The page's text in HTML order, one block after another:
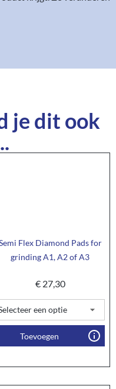
je dit ook
Flex Diamond Pads for
grinding A1, A2 of A3
€27,30
Toevoegen